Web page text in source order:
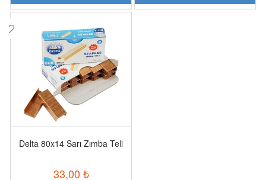
Delta 80x14 Sarı Zımba Teli
33,00 ₺